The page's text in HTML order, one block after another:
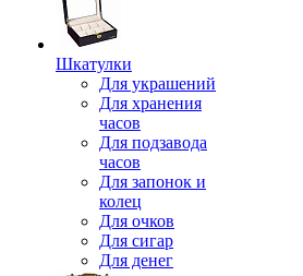
Шкатулки
Для украшений
Для хранения
часов
Для подзавода
часов
Для запонок и
колец
Для очков
Для сигар
Для денег